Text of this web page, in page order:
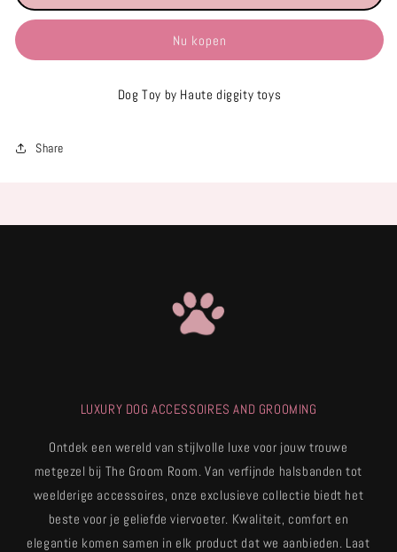
Nu kopen
Dog Toy by Haute diggity toys
Share
LUXURY DOG ACCESSOIRES AND GROOMING
Ontdek een wereld van stijlvolle luxe voor jouw trouwe
metgezel bij The Groom Room. Van verfijnde halsbanden tot
weelderige accessoires, onze exclusieve collectie biedt het
beste voor je geliefde viervoeter. Kwaliteit, comfort en
elegantie komen samen in elk product dat we aanbieden. Laat